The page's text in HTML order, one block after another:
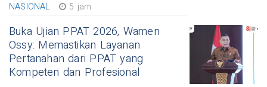
NASIONAL 5 jam
Buka Ujian PPAT 2026, Wamen
Ossy: Memastikan Layanan
Pertanahan dari PPAT yang
Kompeten dan Profesional